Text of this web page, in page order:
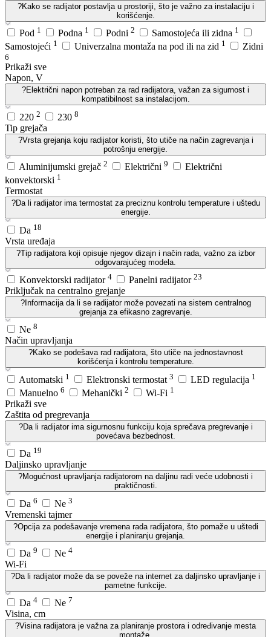
?Kako se radijator postavlja u prostoriji, što je važno za instalaciju i
korišćenje.
Pod 1 Podna 1 Podni 2 Samostojeća ili zidna 1
Samostojeći 1 Univerzalna montaža na pod ili na zid 1 Zidni
6
Prikaži sve
Napon, V
?Električni napon potreban za rad radijatora, važan za sigurnost i
kompatibilnost sa instalacijom.
220 2 230 8
Tip grejača
?Vrsta grejanja koju radijator koristi, što utiče na način zagrevanja i
potrošnju energije.
Aluminijumski grejač 2 Električni 9
Električni
konvektorski 1
Termostat
?Da li radijator ima termostat za preciznu kontrolu temperature i uštedu
energije.
Da 18
Vrsta uređaja
?Tip radijatora koji opisuje njegov dizajn i način rada, važno za izbor
odgovarajućeg modela.
Konvektorski radijator 4 Panelni radijator 23
Priključak na centralno grejanje
?Informacija da li se radijator može povezati na sistem centralnog
grejanja za efikasno zagrevanje.
Ne 8
Način upravljanja
?Kako se podešava rad radijatora, što utiče na jednostavnost
korišćenja i kontrolu temperature.
Automatski 1 Elektronski termostat 3 LED regulacija 1
Manuelno 6 Mehanički 2 Wi-Fi 1
Prikaži sve
Zaštita od pregrevanja
?Da li radijator ima sigurnosnu funkciju koja sprečava pregrevanje i
povećava bezbednost.
Da 19
Daljinsko upravljanje
?Mogućnost upravljanja radijatorom na daljinu radi veće udobnosti i
praktičnosti.
Da 6 Ne 3
Vremenski tajmer
?Opcija za podešavanje vremena rada radijatora, što pomaže u uštedi
energije i planiranju grejanja.
Da 9 Ne 4
Wi-Fi
?Da li radijator može da se poveže na internet za daljinsko upravljanje i
pametne funkcije.
Da 4 Ne 7
Visina, cm
?Visina radijatora je važna za planiranje prostora i određivanje mesta
montaže.